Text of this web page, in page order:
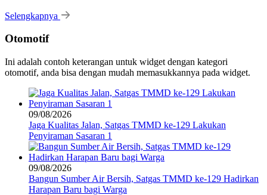
Selengkapnya
Otomotif
Ini adalah contoh keterangan untuk widget dengan kategori
otomotif, anda bisa dengan mudah memasukkannya pada widget.
09/08/2026
Jaga Kualitas Jalan, Satgas TMMD ke-129 Lakukan
Penyiraman Sasaran 1
09/08/2026
Bangun Sumber Air Bersih, Satgas TMMD ke-129 Hadirkan
Harapan Baru bagi Warga